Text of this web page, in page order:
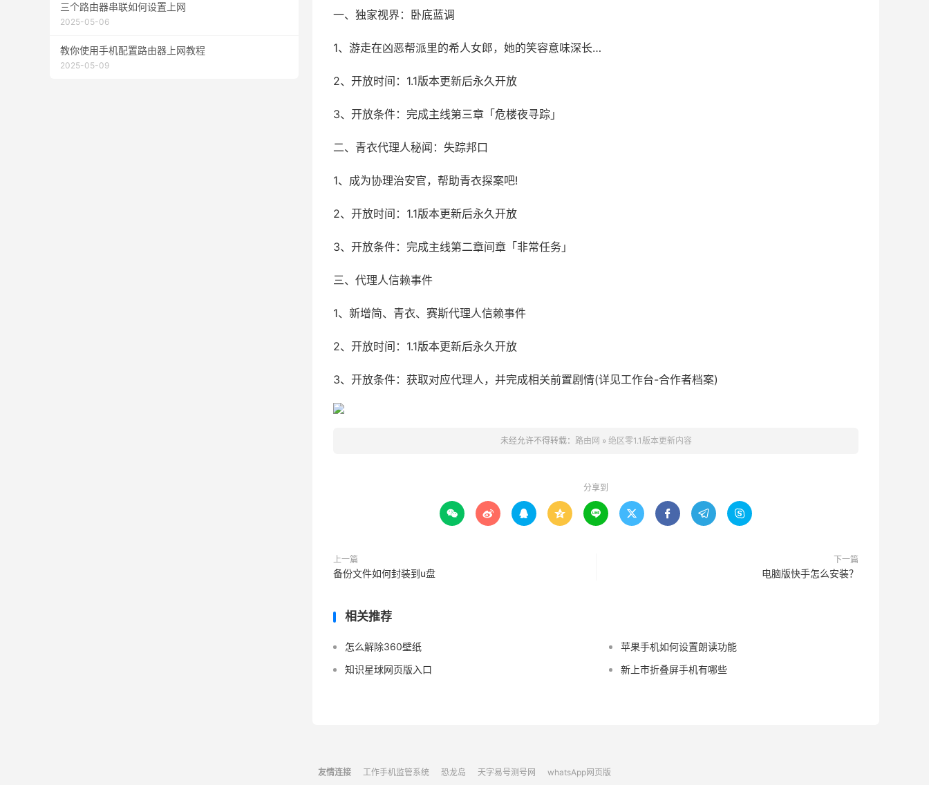
一、独家视界：卧底蓝调
1、游走在凶恶帮派里的希人女郎，她的笑容意味深长…
2、开放时间：1.1版本更新后永久开放
3、开放条件：完成主线第三章「危楼夜寻踪」
二、青衣代理人秘闻：失踪邦口
1、成为协理治安官，帮助青衣探案吧!
2、开放时间：1.1版本更新后永久开放
3、开放条件：完成主线第二章间章「非常任务」
三、代理人信赖事件
1、新增简、青衣、赛斯代理人信赖事件
2、开放时间：1.1版本更新后永久开放
3、开放条件：获取对应代理人，并完成相关前置剧情(详见工作台-合作者档案)
未经允许不得转载： 路由网 » 绝区零1.1版本更新内容
分享到
        
上一篇
备份文件如何封装到u盘
下一篇
电脑版快手怎么安装？
相关推荐
怎么解除360壁纸
苹果手机如何设置朗读功能
知识星球网页版入口
新上市折叠屏手机有哪些
三个路由器串联如何设置上网
2025-05-06
教你使用手机配置路由器上网教程
2025-05-09
友情连接 工作手机监管系统 恐龙岛 天字易号测号网 whatsApp网页版